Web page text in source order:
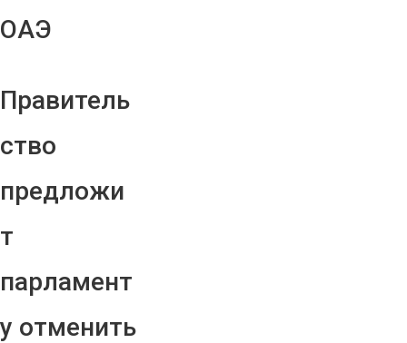
ОАЭ
Правитель
ство
предложи
т
парламент
у отменить